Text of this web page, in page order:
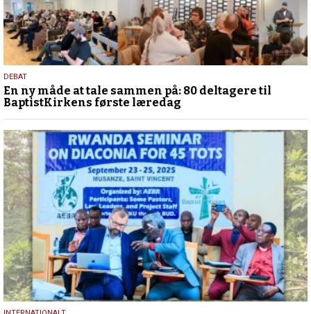
3.
februar
2026
DEBAT
En ny måde at tale sammen på: 80 deltagere til
BaptistKirkens første læredag